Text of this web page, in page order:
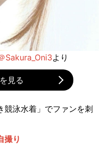
Sakura_Oni3より
見る
泳水着」でファンを刺
撮り